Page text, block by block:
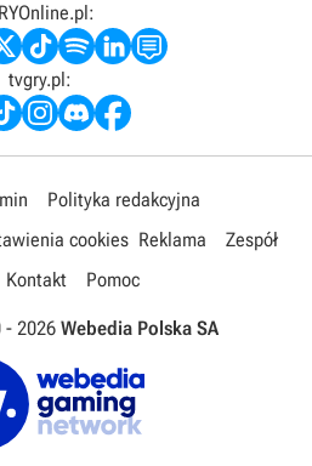
tvgry.pl:
Polityka redakcyjna
cookies Reklama
Zespół
Kontakt Pomoc
- 2026 Webedia Polska SA